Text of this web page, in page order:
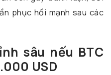
phục hồi mạnh sau các
sâu nếu BTC
USD